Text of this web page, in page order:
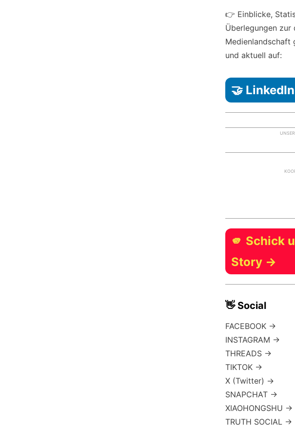
👉 Einblicke,
Überlegungen zur
Medienlandschaft
und aktuell auf:
🤝
🫵 Schick
Story →
👋 Social
FACEBOOK →
INSTAGRAM →
THREADS →
TIKTOK →
X (Twitter) →
SNAPCHAT →
XIAOHONGSHU →
TRUTH SOCIAL →